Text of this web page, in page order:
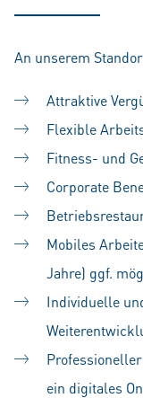
An unserem
Attraktive
Flexible
Fitness- und
Corporate
Mobiles
Jahre) ggf.
Individuelle
ein digitales